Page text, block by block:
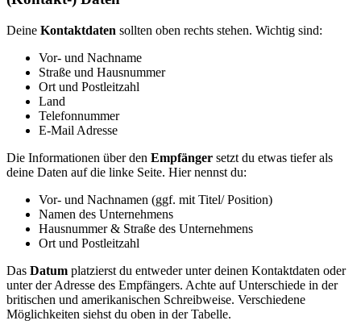
Deine Kontaktdaten sollten oben rechts stehen. Wichtig sind:
Vor- und Nachname
Straße und Hausnummer
Ort und Postleitzahl
Land
Telefonnummer
E-Mail Adresse
Die Informationen über den Empfänger setzt du etwas tiefer als
deine Daten auf die linke Seite. Hier nennst du:
Vor- und Nachnamen (ggf. mit Titel/ Position)
Namen des Unternehmens
Hausnummer & Straße des Unternehmens
Ort und Postleitzahl
Das Datum platzierst du entweder unter deinen Kontaktdaten oder
unter der Adresse des Empfängers. Achte auf Unterschiede in der
britischen und amerikanischen Schreibweise. Verschiedene
Möglichkeiten siehst du oben in der Tabelle.